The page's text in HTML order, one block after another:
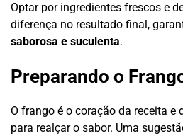
Optar por ingredientes frescos e
diferença no resultado final,
saborosa e suculenta.
Preparando o
O frango é o coração da receita e
para realçar o sabor. Uma